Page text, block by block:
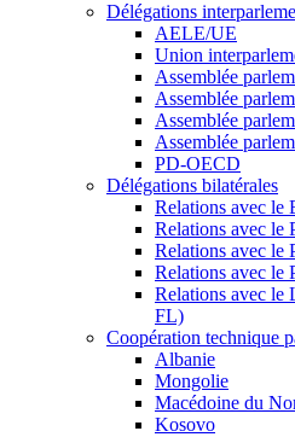
Délégations
AELE/UE
Union
Assemblée
Assemblée
Assemblée
Assemblée
PD-OECD
Délégations bilatérales
Relations avec le
Relations avec le
Relations avec le
Relations avec le
Relations avec le
FL)
Coopération technique
Albanie
Mongolie
Macédoine du
Kosovo